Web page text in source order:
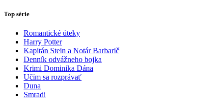
Top série
Romantické úteky
Harry Potter
Kapitán Stein a Notár Barbarič
Denník odvážneho bojka
Krimi Dominika Dána
Učím sa rozprávať
Duna
Smradi